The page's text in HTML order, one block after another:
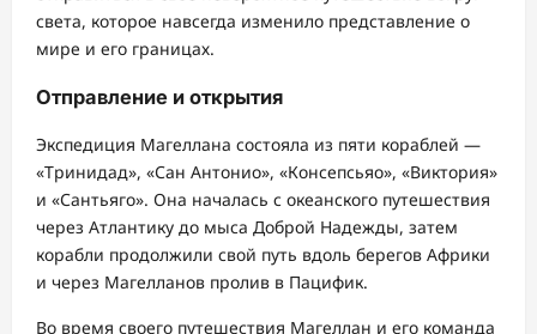
света, которое навсегда изменило представление о
мире и его границах.
Отправление и открытия
Экспедиция Магеллана состояла из пяти кораблей —
«Тринидад», «Сан Антонио», «Консепсьяо», «Виктория»
и «Сантьяго». Она началась с океанского путешествия
через Атлантику до мыса Доброй Надежды, затем
корабли продолжили свой путь вдоль берегов Африки
и через Магелланов пролив в Пацифик.
Во время своего путешествия Магеллан и его команда